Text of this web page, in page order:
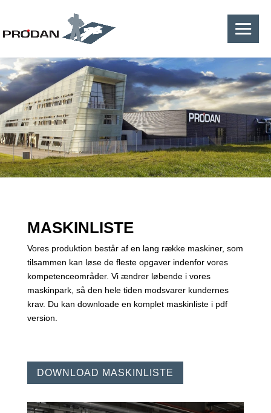
MASKINLISTE
Vores produktion består af en lang række maskiner, som
tilsammen kan løse de fleste opgaver indenfor vores
kompetenceområder. Vi ændrer løbende i vores
maskinpark, så den hele tiden modsvarer kundernes
krav. Du kan downloade en komplet maskinliste i pdf
version.
DOWNLOAD MASKINLISTE